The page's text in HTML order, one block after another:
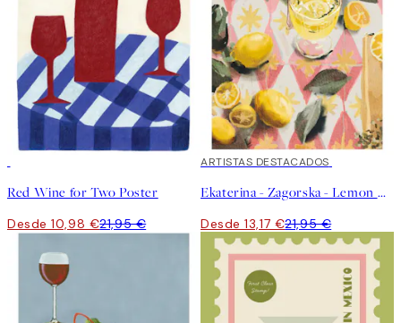
Red Wine for Two Poster
Desde 10,98 €21,95 €
40%*
ARTISTAS DESTACADOS
Ekaterina - Zagorska - Lemon Cocktail Poster
Desde 13,17 €21,95 €